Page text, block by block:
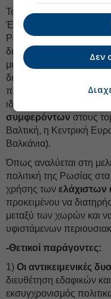
Τα χρόνια της
Ένωση (κατά το πρώτο
Ρωσία ήταν παρούσα
διπλωματίας. Καθώς,
μεταξύ της Μόσχας και
δεύτερο μισό της
πολιτικά θέματα ήρθαν
ιδιαίτερα σημαντικό το
συμφερόντων στους
Βαλτική, η Κεντρική
Βαλκάνια).
Όπως αναλύεται στη
πολιτική της Ρωσίας
χρήσης των
προκειμένου να
μεταξύ των χωρών και
υφιστάμενων
-Θετικοί παράγοντες:
1) Οι αντικειμενικές
διευθέτηση εδαφικών
εκσυγχρονισμός
Δεν